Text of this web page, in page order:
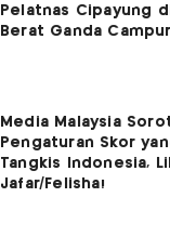
Pelatnas Cipayung
Berat Ganda
Media Malaysia
Pengaturan Skor
Tangkis Indonesia,
Jafar/Felisha!